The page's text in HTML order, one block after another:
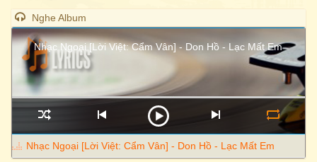
Nghe Album
Nhạc Ngoại [Lời Việt: Cẩm Vân] - Don Hồ - Lạc Mất Em
Nhạc Ngoại [Lời Việt: Cẩm Vân] - Don Hồ - Lạc Mất Em